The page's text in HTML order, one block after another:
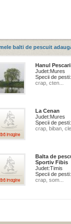
balti de pescuit
Hanul
Judet:Mures
Specii de pesti:
crap, cten...
La Cenan
Judet:Mures
Specii de pesti:
crap, biban,
Balta de
Sportiv Fibis
Judet:Timis
Specii de pesti:
crap, som...